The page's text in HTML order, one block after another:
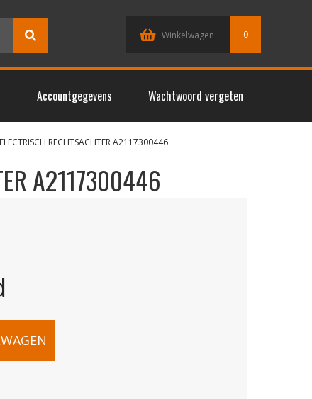
Winkelwagen 0
Accountgegevens Wachtwoord vergeten
RECHTSACHTER A2117300446
A2117300446